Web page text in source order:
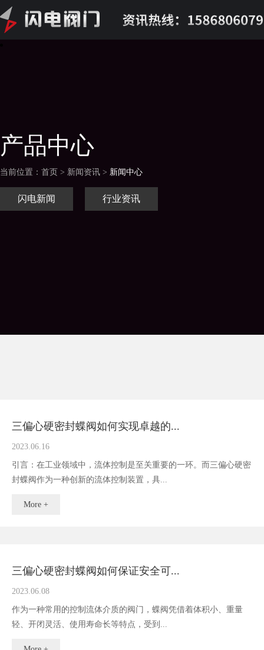
产品中心
当前位置：首页 > 新闻资讯 > 新闻中心
闪电新闻 行业资讯
三偏心硬密封蝶阀如何实现卓越的...
2023.06.16
引言：在工业领域中，流体控制是至关重要的一环。而三偏心硬密
封蝶阀作为一种创新的流体控制装置，具...
More +
三偏心硬密封蝶阀如何保证安全可...
2023.06.08
作为一种常用的控制流体介质的阀门，蝶阀凭借着体积小、重量
轻、开闭灵活、使用寿命长等特点，受到...